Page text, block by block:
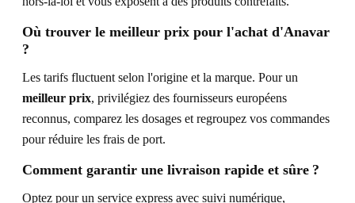
Où trouver le meilleur prix pour l'achat d'Anavar
?
Les tarifs fluctuent selon l'origine et la marque. Pour un
meilleur prix, privilégiez des fournisseurs européens
reconnus, comparez les dosages et regroupez vos commandes
pour réduire les frais de port.
Comment garantir une livraison rapide et sûre ?
Optez pour un service express avec suivi numérique,